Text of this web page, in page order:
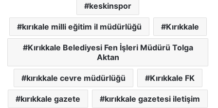
keskinspor
kırıkale milli eğitim il müdürlüğü Kırıkkale
Kırıkkale Belediyesi Fen İşleri Müdürü Tolga
Aktan
kırıkkale cevre müdürlüğü Kırıkkale FK
kırıkkale gazete kırıkkale gazetesi iletişim